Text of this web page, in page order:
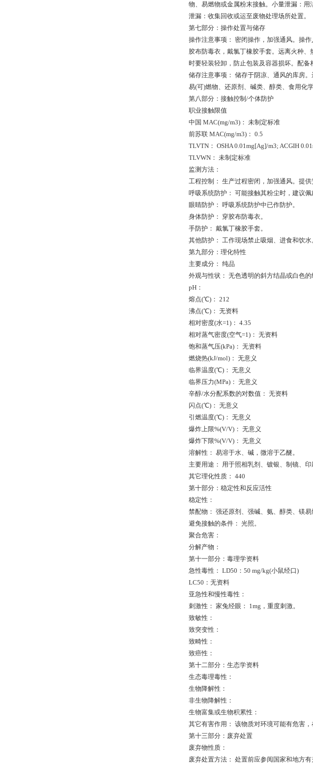
物、易燃物或金属粉末接触。小量泄漏：
泄漏：收集回收或运至废物处理场所处置。
第七部分：操作处置与储存
操作注意事项： 密闭操作，加强通风。操
胶布防毒衣，戴氯丁橡胶手套。远离火种
时要轻装轻卸，防止包装及容器损坏。配
储存注意事项： 储存于阴凉、通风的库房
易(可)燃物、还原剂、碱类、醇类、食用化
第八部分：接触控制/个体防护
职业接触限值
中国 MAC(mg/m3)： 未制定标准
前苏联 MAC(mg/m3)： 0.5
TLVTN： OSHA 0.01mg[Ag]/m3; ACGIH
TLVWN： 未制定标准
监测方法：
工程控制： 生产过程密闭，加强通风。提供
呼吸系统防护： 可能接触其粉尘时，建议
眼睛防护： 呼吸系统防护中已作防护。
身体防护： 穿胶布防毒衣。
手防护： 戴氯丁橡胶手套。
其他防护： 工作现场禁止吸烟、进食和饮
第九部分：理化特性
主要成分： 纯品
外观与性状： 无色透明的斜方结晶或白色的
pH：
熔点(℃)： 212
沸点(℃)： 无资料
相对密度(水=1)： 4.35
相对蒸气密度(空气=1)： 无资料
饱和蒸气压(kPa)： 无资料
燃烧热(kJ/mol)： 无意义
临界温度(℃)： 无意义
临界压力(MPa)： 无意义
辛醇/水分配系数的对数值： 无资料
闪点(℃)： 无意义
引燃温度(℃)： 无意义
爆炸上限%(V/V)： 无意义
爆炸下限%(V/V)： 无意义
溶解性： 易溶于水、碱，微溶于乙醚。
主要用途： 用于照相乳剂、镀银、制镜、
其它理化性质： 440
第十部分：稳定性和反应活性
稳定性：
禁配物： 强还原剂、强碱、氨、醇类、镁易
避免接触的条件： 光照。
聚合危害：
分解产物：
第十一部分：毒理学资料
急性毒性： LD50：50 mg/kg(小鼠经口)
LC50：无资料
亚急性和慢性毒性：
刺激性： 家兔经眼： 1mg，重度刺激。
致敏性：
致突变性：
致畸性：
致癌性：
第十二部分：生态学资料
生态毒理毒性：
生物降解性：
非生物降解性：
生物富集或生物积累性：
其它有害作用： 该物质对环境可能有危害，
第十三部分：废弃处置
废弃物性质：
废弃处置方法： 处置前应参阅国家和地方有